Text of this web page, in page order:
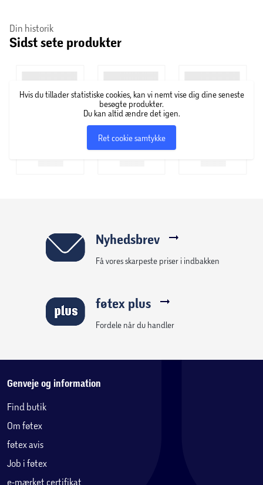
Om High5
hårdeste sportsgrene i verden. High5 bruger rigtig
frugtsaft i deres gels for at opnå en mere frisk smag.
Derudover optages produkterne hos hurtigt i kroppen, som
er ideel ved sport, træning og motion.
Din historik
Sidst sete produkter
Hvis du tillader statistiske cookies, kan vi nemt vise dig dine seneste
besøgte produkter.
Du kan altid ændre det igen.
Ret cookie samtykke
Nyhedsbrev
Få vores skarpeste priser i indbakken
føtex plus
Fordele når du handler
Genveje og information
Find butik
Om føtex
føtex avis
Job i føtex
e-mærket certifikat